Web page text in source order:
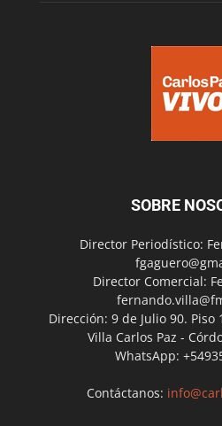
SOBRE
Director Periodístico:
Director Comercial:
Dirección: 9 de Julio 90. Piso
Villa Carlos Paz -
WhatsApp:
Contáctanos: